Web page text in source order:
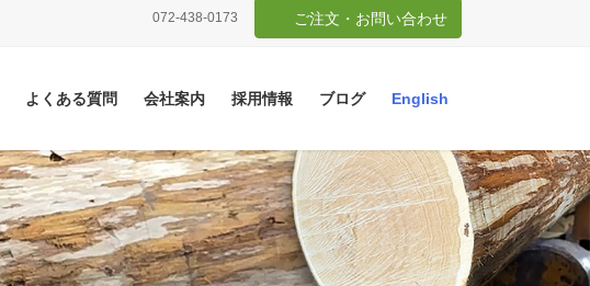
072-438-0173 ご注文・お問い合わせ
よくある質問 会社案内 採用情報 ブログ English